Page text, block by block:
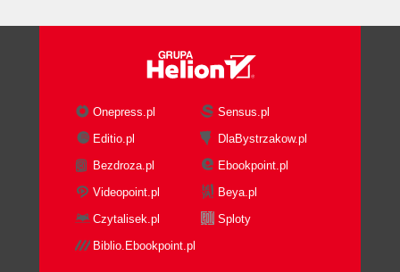
Onepress.pl
Sensus.pl
Editio.pl
DlaBystrzakow.pl
Bezdroza.pl
Ebookpoint.pl
Videopoint.pl
Beya.pl
Czytalisek.pl
Sploty
Biblio.Ebookpoint.pl